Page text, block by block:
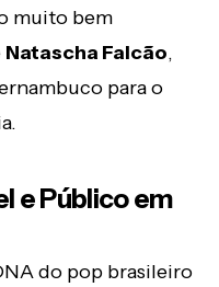
muito bem
Natascha Falcão,
para o
e Público em
do pop brasileiro